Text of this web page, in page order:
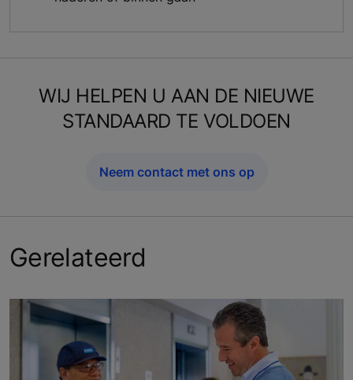
WIJ HELPEN U AAN DE NIEUWE
STANDAARD TE VOLDOEN
Neem contact met ons op
Gerelateerd